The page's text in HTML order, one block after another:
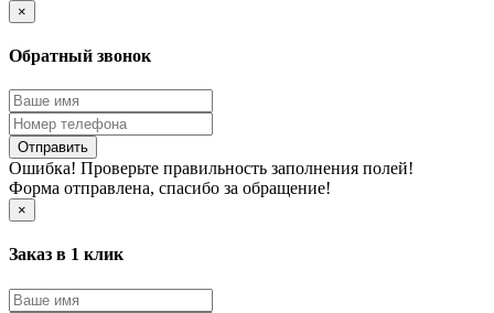
×
Обратный звонок
Отправить
Ошибка! Проверьте правильность заполнения полей!
Форма отправлена, спасибо за обращение!
×
Заказ в 1 клик